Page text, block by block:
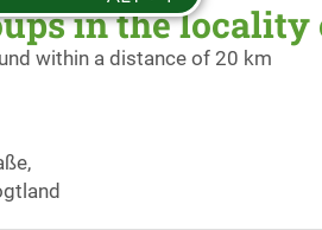
in the locality
within a distance of 20 km